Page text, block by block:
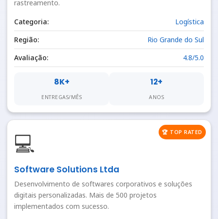
rastreamento.
Categoria:
Logística
Região:
Rio Grande do Sul
Avaliação:
4.8/5.0
8K+
ENTREGAS/MÊS
12+
ANOS
🏆 TOP RATED
💻
Software Solutions Ltda
Desenvolvimento de softwares corporativos e soluções
digitais personalizadas. Mais de 500 projetos
implementados com sucesso.